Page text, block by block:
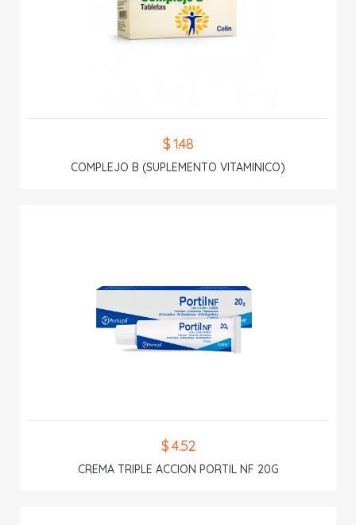
$ 1.48
COMPLEJO B (SUPLEMENTO VITAMINICO)
$ 4.52
CREMA TRIPLE ACCION PORTIL NF 20G